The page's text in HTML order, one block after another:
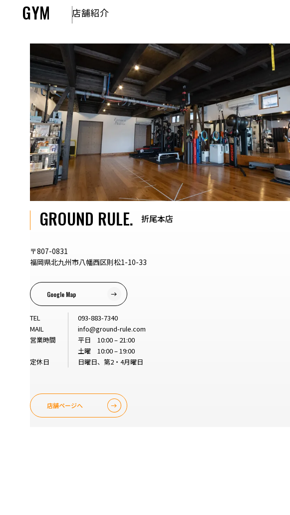
GYM 店舗紹介
GROUND RULE. 折尾本店
〒807-0831
福岡県北九州市八幡西区則松1-10-33
Google Map
TEL
093-883-7340
MAIL
info@ground-rule.com
営業時間
平日 10:00 – 21:00
土曜 10:00 – 19:00
定休日
日曜日、第2・4月曜日
店舗ページへ